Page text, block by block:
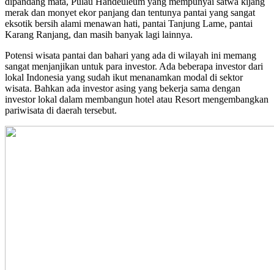
merak dan monyet ekor panjang dan tentunya pantai yang sangat
eksotik bersih alami menawan hati, pantai Tanjung Lame, pantai
Karang Ranjang, dan masih banyak lagi lainnya.
Potensi wisata pantai dan bahari yang ada di wilayah ini memang
sangat menjanjikan untuk para investor. Ada beberapa investor dari
lokal Indonesia yang sudah ikut menanamkan modal di sektor
wisata. Bahkan ada investor asing yang bekerja sama dengan
investor lokal dalam membangun hotel atau Resort mengembangkan
pariwisata di daerah tersebut.